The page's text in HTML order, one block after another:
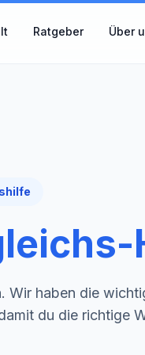
im Überblick
Ratgeber Über
Wir haben die
du die richtige